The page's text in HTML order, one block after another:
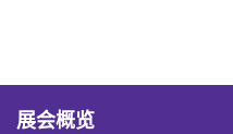
展会概览